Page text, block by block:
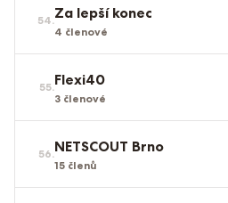
54.Za lepší konec
4 členové
55.Flexi40
3 členové
56.NETSCOUT Brno
15 členů